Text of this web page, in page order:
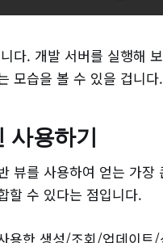
다. 개발 서버를 실행해
모습을 볼 수 있을 겁니다.
사용하기
뷰를 사용하여 얻는 가장
할 수 있다는 점입니다.
용한 생성/조회/업데이트